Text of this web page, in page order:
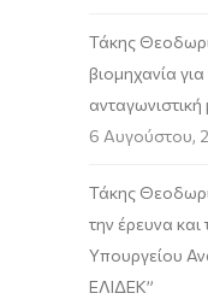
Τάκης
βιομηχανία
6 Αυγούστου,
Τάκης
την έρευνα
Υπουργείου
ΕΛΙΔΕΚ”